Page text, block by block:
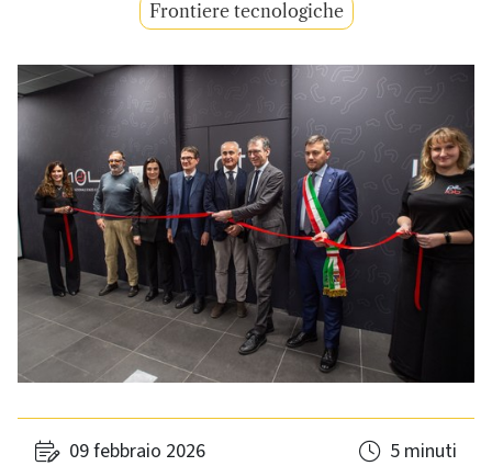
Frontiere tecnologiche
09 febbraio 2026 5 minuti